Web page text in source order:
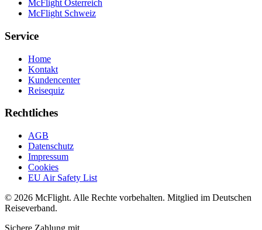
McFlight Österreich
McFlight Schweiz
Service
Home
Kontakt
Kundencenter
Reisequiz
Rechtliches
AGB
Datenschutz
Impressum
Cookies
EU Air Safety List
© 2026 McFlight. Alle Rechte vorbehalten. Mitglied im Deutschen
Reiseverband.